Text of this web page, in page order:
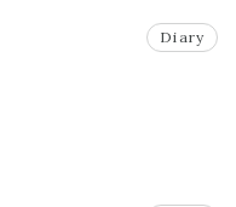
Diary